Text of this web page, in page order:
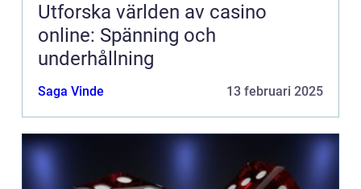
Utforska världen av casino
online: Spänning och
underhållning
Saga Vinde 13 februari 2025